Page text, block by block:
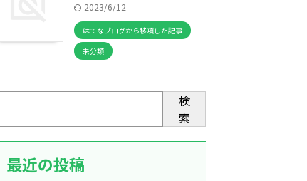
2023/6/12
はてなブログから移項した記事
未分類
検
索
最近の投稿